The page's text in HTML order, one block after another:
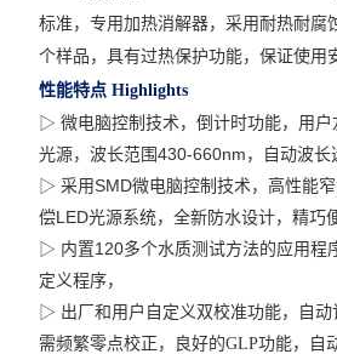
标准，专用加热消解器，采用耐热耐腐
个样品，具有过热保护功能，保证使用
性能特点 Highlights
▷ 微电脑控制技术，倒计时功能，用
光源，波长范围430-660nm，
自动波长
▷采用SMD微电脑控制技术，高性能
偿LED光源系统，全新防水设计，精巧
▷ 内置120多个水质测试方法的应用程
定义程序，
▷ 出厂和用户自定义双校准功能，自
需频繁零点校正，良好的GLP功能，自